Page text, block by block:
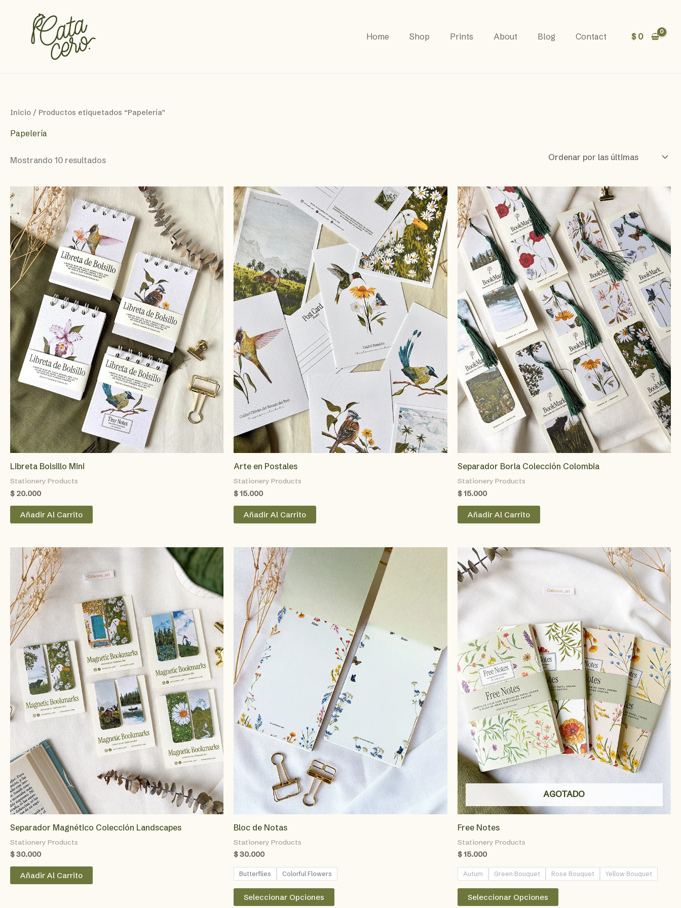
contenido
Home Shop Prints About Blog Contact $0
Inicio / Productos etiquetados “Papelería”
Papelería
Mostrando 10 resultadosSorted
Libreta Bolsillo Mini
Stationery Products
$ 20.000
Añadir Al Carrito
Arte en Postales
Stationery Products
$ 15.000
Añadir Al Carrito
Separador Borla Colección Colombia
Stationery Products
$15.000
Añadir Al Carrito
Separador Magnético Colección Landscapes
Stationery Products
$30.000
Añadir Al Carrito
Bloc de Notas
Stationery Products
$30.000
Butterflies Colorful Flowers
Seleccionar Opciones
Este
producto
AGOTADO
Free Notes
Stationery Products
$15.000
Autum Green Bouquet Rose Bouquet Yellow Bouquet
Seleccionar Opciones
Este
producto